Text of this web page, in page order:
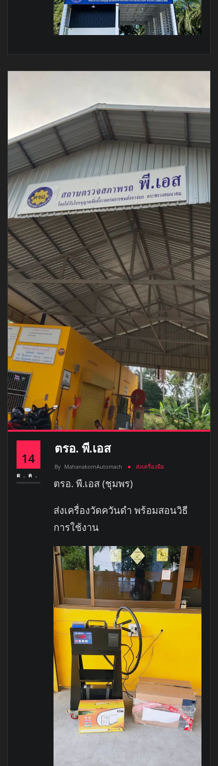
14
ต.ค.
ตรอ. พี.เอส
By MahanakornAutomach ส่งเครื่องมือ
ตรอ. พี.เอส (ชุมพร)
ส่งเครื่องวัดควันดำ พร้อมสอนวิธี
การใช้งาน